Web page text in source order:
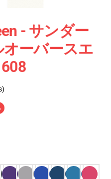
- サンダー
ーバースエ